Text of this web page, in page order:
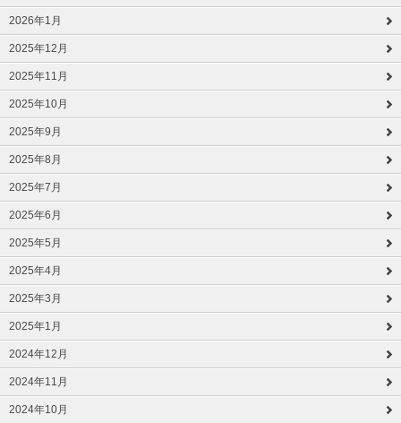
2026年1月
2025年12月
2025年11月
2025年10月
2025年9月
2025年8月
2025年7月
2025年6月
2025年5月
2025年4月
2025年3月
2025年1月
2024年12月
2024年11月
2024年10月